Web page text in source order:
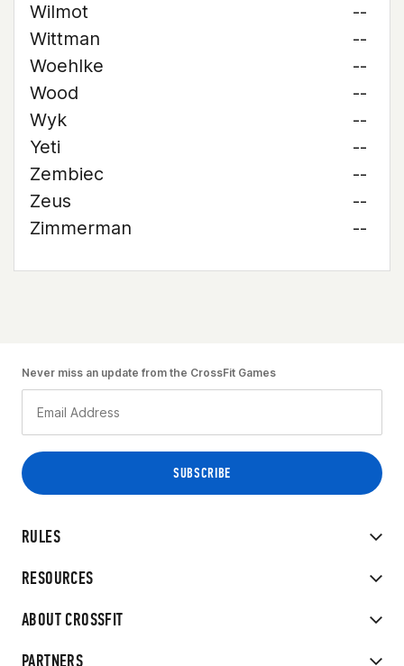
Wilmot
--
Wittman
--
Woehlke
--
Wood
--
Wyk
--
Yeti
--
Zembiec
--
Zeus
--
Zimmerman
--
RULES
RESOURCES
ABOUT CROSSFIT
PARTNERS
Never miss an update from the CrossFit Games